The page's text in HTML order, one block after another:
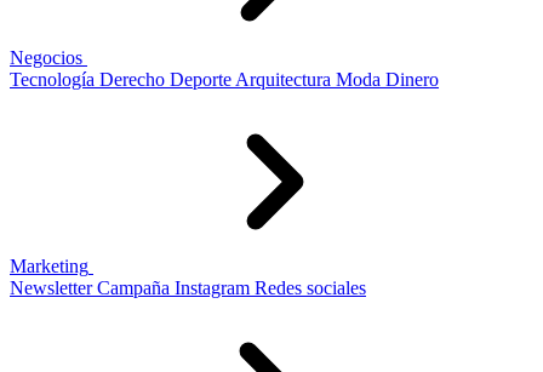
Negocios
Tecnología Derecho Deporte Arquitectura Moda Dinero
Marketing
Newsletter Campaña Instagram Redes sociales